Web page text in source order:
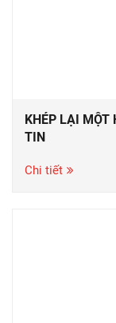
KHÉP LẠI MỘT
TIN
Chi tiết